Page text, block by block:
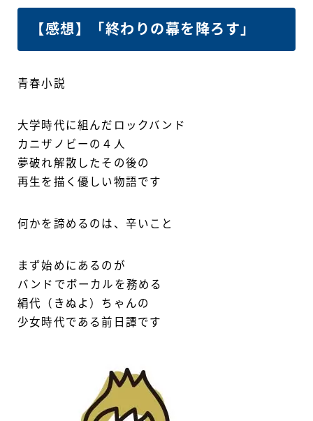
【感想】「終わりの幕を降ろす」
青春小説
大学時代に組んだロックバンド
カニザノビーの４人
夢破れ解散したその後の
再生を描く優しい物語です
何かを諦めるのは、辛いこと
まず始めにあるのが
バンドでボーカルを務める
絹代（きぬよ）ちゃんの
少女時代である前日譚です